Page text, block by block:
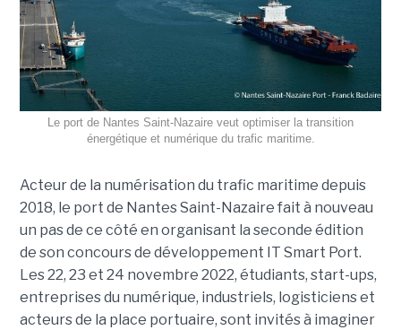
Le port de Nantes Saint-Nazaire veut optimiser la transition
énergétique et numérique du trafic maritime.
Acteur de la numérisation du trafic maritime depuis
2018, le port de Nantes Saint-Nazaire fait à nouveau
un pas de ce côté en organisant la seconde édition
de son concours de développement IT Smart Port.
Les 22, 23 et 24 novembre 2022, étudiants, start-ups,
entreprises du numérique, industriels, logisticiens et
acteurs de la place portuaire, sont invités à imaginer